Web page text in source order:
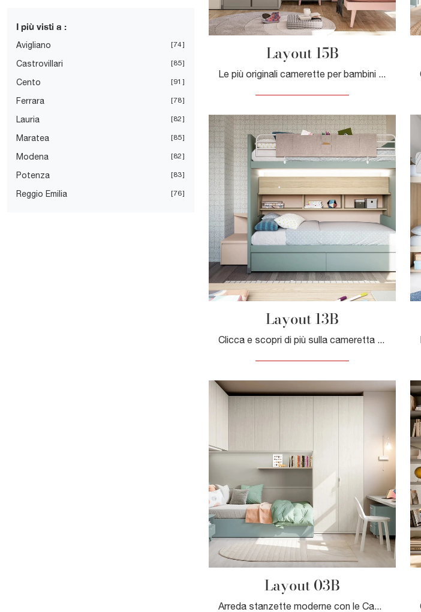
I più visti a :
Avigliano 74
Castrovillari 85
Cento 91
Ferrara 78
Lauria 82
Maratea 85
Modena 82
Potenza 83
Reggio Emilia 76
Layout 15B
Le più originali camerette per bambini moderne ti aspettano! Scopri il modello Layout 15B di Doimo Cityline.
Layout 13B
Clicca e scopri di più sulla cameretta per bambine Layout 13B! Le Camerette con letti a castello Doimo Cityline ti attendono.
Layout 03B
Arreda stanzette moderne con le Camerette a ponte Doimo Cityline! Il modello Layout 03B in laccato opaco è per bambini.